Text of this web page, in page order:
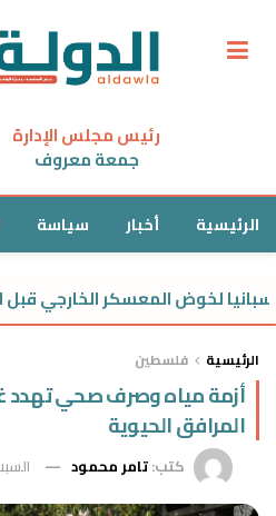
رئيس مجلس الإدارة
جمعة معروف
الرئيسية أخبار سياسة
لخوض المعسكر الخارجي قبل
الرئيسية فلسطين
أزمة مياه وصرف صحي تهدد
المرافق الحيوية
كتب:تامر محمود السبت 13 يونيو